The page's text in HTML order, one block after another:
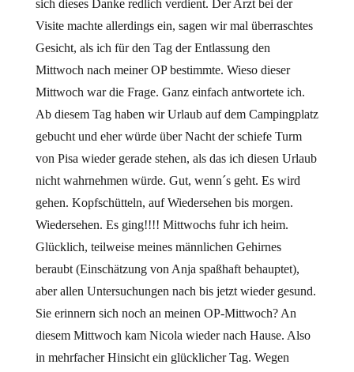
sich dieses Danke redlich verdient. Der Arzt bei der
Visite machte allerdings ein, sagen wir mal überraschtes
Gesicht, als ich für den Tag der Entlassung den
Mittwoch nach meiner OP bestimmte. Wieso dieser
Mittwoch war die Frage. Ganz einfach antwortete ich.
Ab diesem Tag haben wir Urlaub auf dem Campingplatz
gebucht und eher würde über Nacht der schiefe Turm
von Pisa wieder gerade stehen, als das ich diesen Urlaub
nicht wahrnehmen würde. Gut, wenn´s geht. Es wird
gehen. Kopfschütteln, auf Wiedersehen bis morgen.
Wiedersehen. Es ging!!!! Mittwochs fuhr ich heim.
Glücklich, teilweise meines männlichen Gehirnes
beraubt (Einschätzung von Anja spaßhaft behauptet),
aber allen Untersuchungen nach bis jetzt wieder gesund.
Sie erinnern sich noch an meinen OP-Mittwoch? An
diesem Mittwoch kam Nicola wieder nach Hause. Also
in mehrfacher Hinsicht ein glücklicher Tag. Wegen